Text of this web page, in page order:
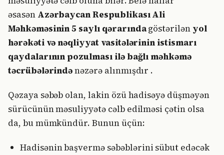
əsasən Azərbaycan Respublikası Ali
Məhkəməsinin 5 saylı qərarındagöstərilən yol
hərəkəti və nəqliyyat vasitələrinin istismarı
qaydalarının pozulması ilə bağlı məhkəmə
təcrübələrindənəzərə alınmışdır .
Qəzaya səbəb olan, lakin özü hadisəyə düşməyən
sürücünün məsuliyyətə cəlb edilməsi çətin olsa
da, bu mümkündür. Bunun üçün:
Hadisənin başvermə səbəblərini sübut edəcək